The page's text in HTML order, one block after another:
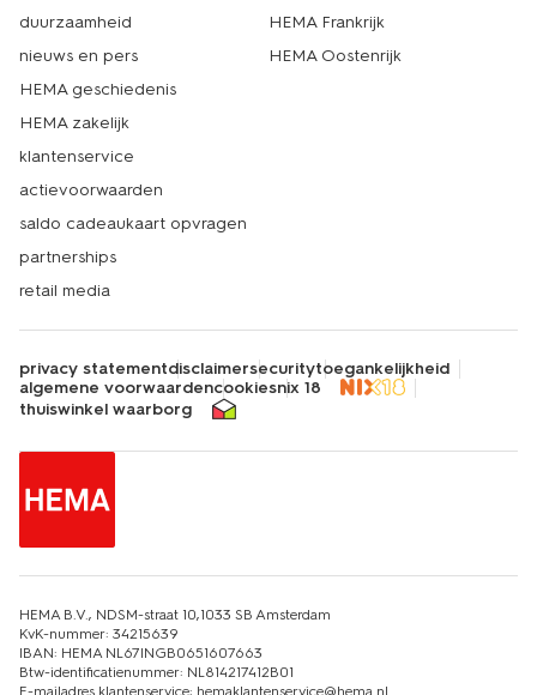
duurzaamheid
nieuws en pers
HEMA geschiedenis
HEMA zakelijk
klantenservice
actievoorwaarden
saldo cadeaukaart opvragen
partnerships
retail media
HEMA Frankrijk
HEMA Oostenrijk
privacy statementdisclaimersecuritytoegankelijkheid
algemene voorwaardencookiesnix 18
thuiswinkel waarborg
HEMA B.V., NDSM-straat 10,1033 SB Amsterdam
KvK-nummer: 34215639
IBAN: HEMA NL67INGB0651607663
Btw-identificatienummer: NL814217412B01
E-mailadres klantenservice: hemaklantenservice@hema.nl